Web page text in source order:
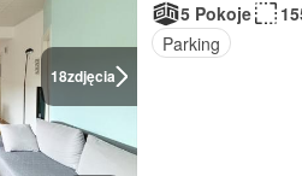
18zdjęcia
5 Pokoje
Parking